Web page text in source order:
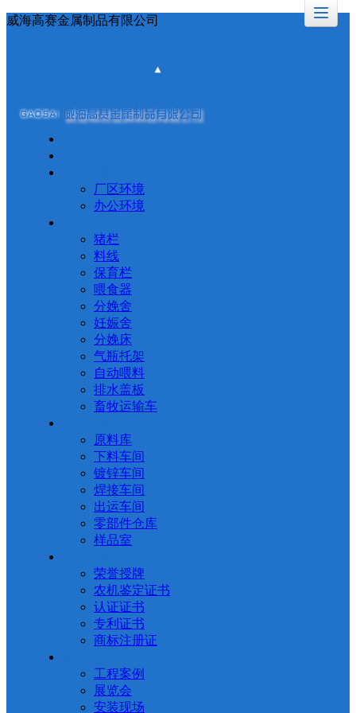
威海高赛金属制品有限公司
厂区环境
办公环境
猪栏
料线
保育栏
喂食器
分娩舍
妊娠舍
分娩床
气瓶托架
自动喂料
排水盖板
畜牧运输车
原料库
下料车间
镀锌车间
焊接车间
出运车间
零部件仓库
样品室
荣誉授牌
农机鉴定证书
认证证书
专利证书
商标注册证
工程案例
展览会
安装现场